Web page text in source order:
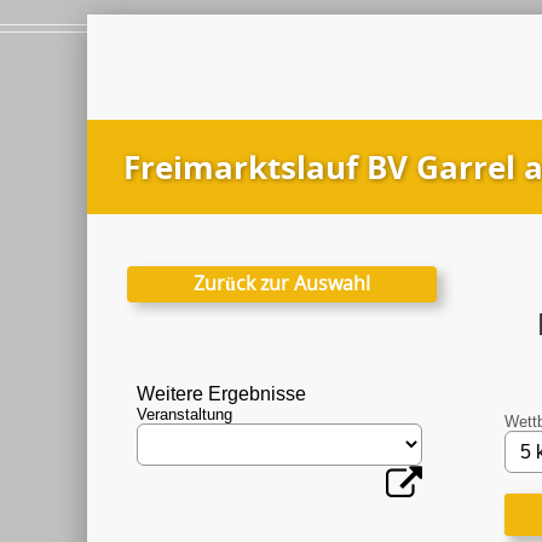
Freimarktslauf BV Garrel
Zurück zur Auswahl
Weitere Ergebnisse
Veranstaltung